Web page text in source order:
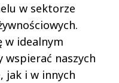
w sektorze
w idealnym
wspierać naszych
jak i w innych